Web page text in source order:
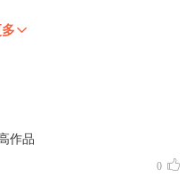
作品
0